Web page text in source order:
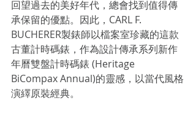
回望過去的美好年代，總會找到值得傳
承保留的優點。因此，CARL F.
BUCHERER製錶師以檔案室珍藏的這款
古董計時碼錶，作為設計傳承系列新作
年曆雙盤計時碼錶 (Heritage
BiCompax Annual)的靈感，以當代風格
演繹原裝經典。